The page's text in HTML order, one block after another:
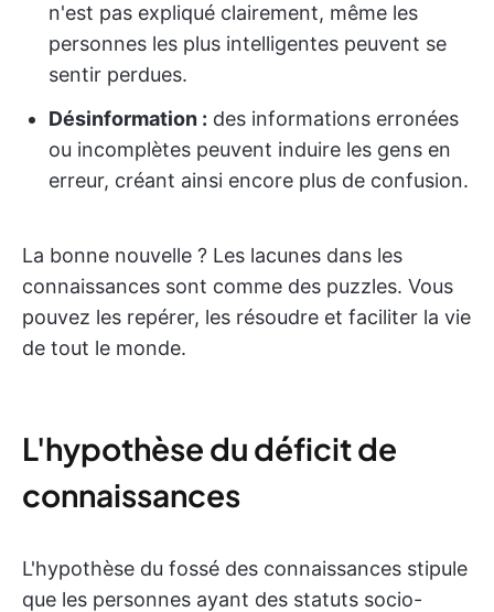
n'est pas expliqué clairement, même les
personnes les plus intelligentes peuvent se
sentir perdues.
Désinformation : des informations erronées
ou incomplètes peuvent induire les gens en
erreur, créant ainsi encore plus de confusion.
La bonne nouvelle ? Les lacunes dans les
connaissances sont comme des puzzles. Vous
pouvez les repérer, les résoudre et faciliter la vie
de tout le monde.
L'hypothèse du déficit de
connaissances
L'hypothèse du fossé des connaissances stipule
que les personnes ayant des statuts socio-